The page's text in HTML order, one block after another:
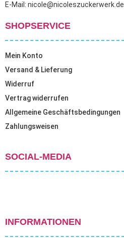
E-Mail: nicole@nicoleszuckerwerk.de
SHOPSERVICE
Mein Konto
Versand & Lieferung
Widerruf
Vertrag widerrufen
Allgemeine Geschäftsbedingungen
Zahlungsweisen
SOCIAL-MEDIA
INFORMATIONEN